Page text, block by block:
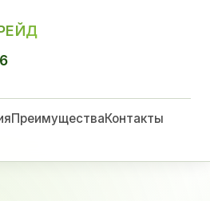
ПреимуществаКонтакты